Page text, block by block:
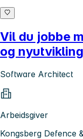
Vil du jobbe
og
Software Architect
Arbeidsgiver
Kongsberg Defence